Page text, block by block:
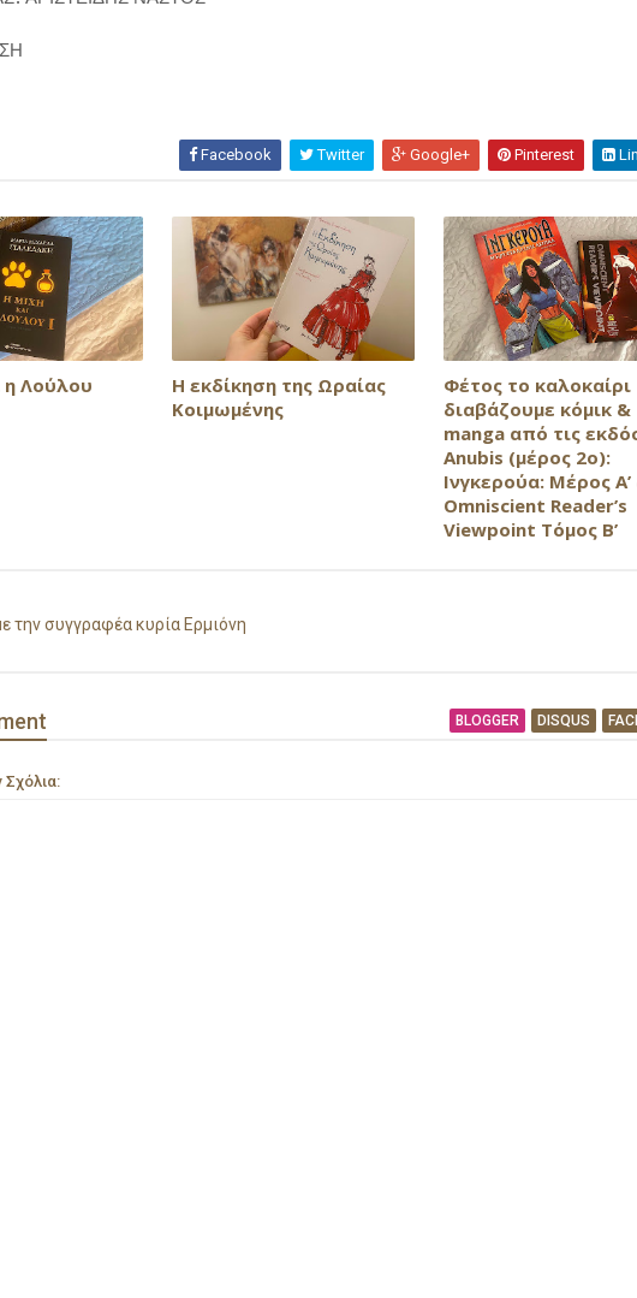
Facebook Twitter Google+ Pinterest
η Λούλου
Η εκδίκηση της Ωραίας
Κοιμωμένης
Φέτος το καλοκαίρι
διαβάζουμε κόμικ &
manga από τις
Anubis (μέρος 2ο):
Ινγκερούα: Μέρος Α’
Omniscient Reader’s
Viewpoint Τόμος Β’
την συγγραφέα κυρία Ερμιόνη
BLOGGER DISQUS
Σχόλια: